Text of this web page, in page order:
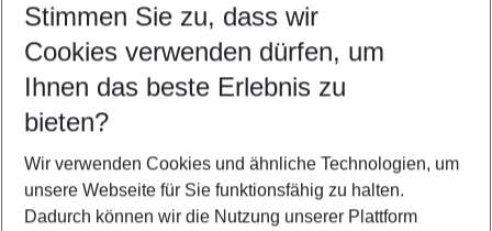
Abflughafen wählen
Beliebiger Abflughafen
Reisezeitraum wählen
09.08.26– 07.08.27 5-8 Nächte
2 Erwachsene Keine Kinder
Mehr Filter anzeigen
Stimmen Sie zu, dass wir
Cookies verwenden dürfen, um
Ihnen das beste Erlebnis zu
bieten?
Wir verwenden Cookies und ähnliche Technologien, um
unsere Webseite für Sie funktionsfähig zu halten.
Dadurch können wir die Nutzung unserer Plattform